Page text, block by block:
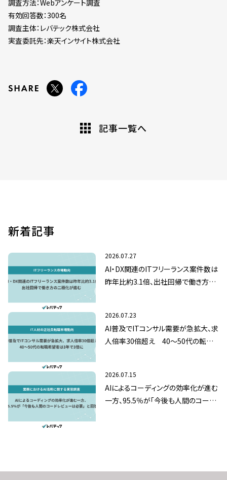
調査方法：Webアンケート調査
有効回答数：300名
調査主体：レバテック株式会社
実査委託先：楽天インサイト株式会社
記事一覧へ
新着記事
2026.07.27
AI・DX関連のITフリーランス案件数は
昨年比約3.1倍、出社回帰で働き方の
2026.07.23
AI普及でITコンサル需要が急拡大、求
人倍率30倍超え 40～50代の転職
2026.07.15
AIによるコーディングの効率化が進む
一方、95.5％が「今後も人間のコード